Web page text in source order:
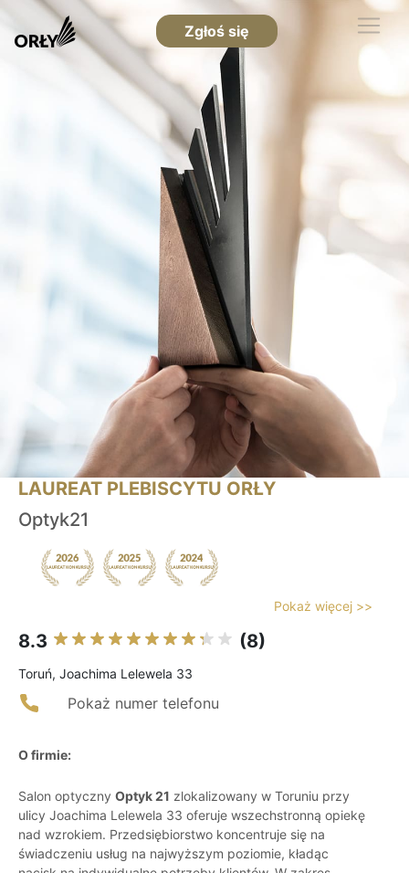
Zgłoś się
LAUREAT PLEBISCYTU ORŁY
Optyk21
Pokaż więcej >>
8.3 (8)
Toruń, Joachima Lelewela 33
Pokaż numer telefonu
O firmie:
Salon optyczny Optyk 21 zlokalizowany w Toruniu przy
ulicy Joachima Lelewela 33 oferuje wszechstronną opiekę
nad wzrokiem. Przedsiębiorstwo koncentruje się na
świadczeniu usług na najwyższym poziomie, kładąc